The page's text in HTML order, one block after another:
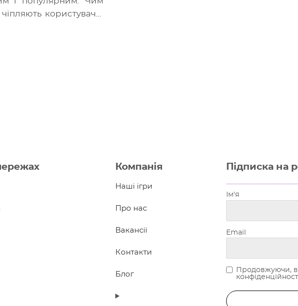
користувачів
Компанія
Наші ігри
Про нас
Вакансії
Контакти
Блог
Підписка на
Ім'я
Email
Продовжуючи,